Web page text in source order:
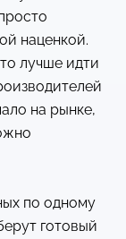
наценкой.
лучше идти
на рынке,
по одному
готовый